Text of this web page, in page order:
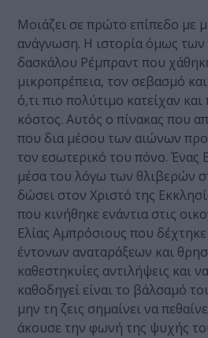
Μοιάζει σε πρώτο επίπεδο με
ανάγνωση. Η ιστορία όμως των
δασκάλου Ρέμπραντ που
μικροπρέπεια, τον σεβασμό
ό,τι πιο πολύτιμο κατείχαν
κόστος. Αυτός ο πίνακας που
που δια μέσου των αιώνων
τον εσωτερικό του πόνο. Ένας
μέσα του λόγω των θλιβερών
δώσει στον Χριστό της
που κινήθηκε ενάντια στις
Ελίας Αμπρόσιους που
έντονων αναταράξεων και
καθεστηκυίες αντιλήψεις και
καθοδηγεί είναι το βάλσαμό
μην τη ζεις σημαίνει να
άκουσε την φωνή της ψυχής